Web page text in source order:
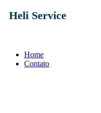
Heli Service
Home
Contato